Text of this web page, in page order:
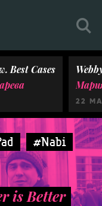
Best Cases
22
#Nabi
is Better